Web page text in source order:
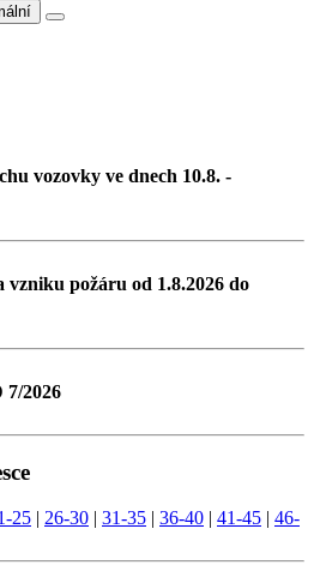
vozovky ve dnech 10.8. -
vzniku požáru od 1.8.2026 do
2026
25 26-30 31-35 36-40 41-45
46-